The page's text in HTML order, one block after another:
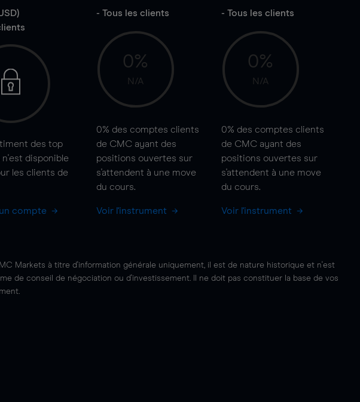
des top
disponible
les clients de
compte
- Tous les clients
0%
N/A
0% des comptes clients
de CMC ayant des
positions ouvertes sur
s'attendent à une move
du cours.
Voir l'instrument
- Tous les clients
0%
N/A
0% des comptes clients
de CMC ayant des
positions ouvertes sur
s'attendent à une move
du cours.
Voir l'instrument
Markets à titre d'information générale uniquement, il est de nature historique et n'est
de conseil de négociation ou d'investissement. Il ne doit pas constituer la base de vos